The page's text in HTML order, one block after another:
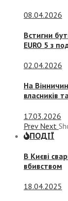
08.04.2026
Встигни
EURO 5 з
02.04.2026
На
власників
17.03.2026
Prev Next
ПОДІЇ
В Києві
вбивством
18.04.2025